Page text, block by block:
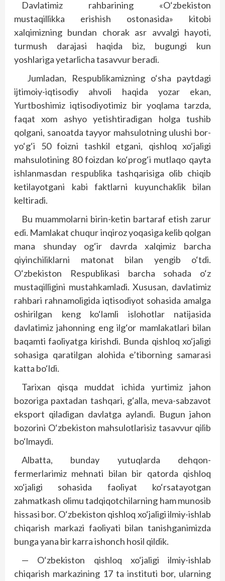
Davlatimiz rahbarining «O‘zbekiston
mustaqillikka erishish ostonasida» kitobi
xalqimizning bundan chorak asr avvalgi hayoti,
turmush darajasi haqida biz, bugungi kun
yoshlariga yetarlicha tasavvur beradi.
Jumladan, Respublikamizning o‘sha paytdagi
ijtimoiy-iqtisodiy ahvoli haqida yozar ekan,
Yurtboshimiz iqtisodiyotimiz bir yoqlama tarzda,
faqat xom ashyo yetishtiradigan holga tushib
qolgani, sanoatda tayyor mahsulotning ulushi bor-
yo‘g‘i 50 foizni tashkil etgani, qishloq xo‘jaligi
mahsulotining 80 foizdan ko‘prog‘i mutlaqo qayta
ishlanmasdan respublika tashqarisiga olib chiqib
ketilayotgani kabi faktlarni kuyunchaklik bilan
keltiradi.
Bu muammolarni birin-ketin bartaraf etish zarur
edi. Mamlakat chuqur inqiroz yoqasiga kelib qolgan
mana shunday og‘ir davrda xalqimiz barcha
qiyinchiliklarni matonat bilan yengib o‘tdi.
O‘zbekiston Respublikasi barcha sohada o‘z
mustaqilligini mustahkamladi. Xususan, davlatimiz
rahbari rahnamoligida iqtisodiyot sohasida amalga
oshirilgan keng ko‘lamli islohotlar natijasida
davlatimiz jahonning eng ilg‘or mamlakatlari bilan
baqamti faoliyatga kirishdi. Bunda qishloq xo‘jaligi
sohasiga qaratilgan alohida e’tiborning samarasi
katta bo‘ldi.
Tarixan qisqa muddat ichida yurtimiz jahon
bozoriga paxtadan tashqari, g‘alla, meva-sabzavot
eksport qiladigan davlatga aylandi. Bugun jahon
bozorini O‘zbekiston mahsulotlarisiz tasavvur qilib
bo‘lmaydi.
Albatta, bunday yutuqlarda dehqon-
fermerlarimiz mehnati bilan bir qatorda qishloq
xo‘jaligi sohasida faoliyat ko‘rsatayotgan
zahmatkash olimu tadqiqotchilarning ham munosib
hissasi bor. O‘zbekiston qishloq xo‘jaligi ilmiy-ishlab
chiqarish markazi faoliyati bilan tanishganimizda
bunga yana bir karra ishonch hosil qildik.
— O‘zbekiston qishloq xo‘jaligi ilmiy-ishlab
chiqarish markazining 17 ta instituti bor, ularning